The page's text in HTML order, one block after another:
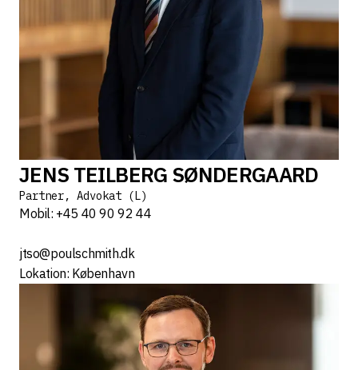
JENS TEILBERG SØNDERGAARD
Partner, Advokat (L)
Mobil: +45 40 90 92 44
jtso@poulschmith.dk
Lokation: København